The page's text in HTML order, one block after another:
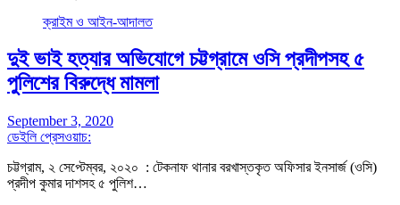
ক্রাইম ও আইন-আদালত
দুই ভাই হত্যার অভিযোগে চট্টগ্রামে ওসি প্রদীপসহ ৫
পুলিশের বিরুদ্ধে মামলা
September 3, 2020
ডেইলি প্রেসওয়াচ:
চট্টগ্রাম, ২ সেপ্টেম্বর, ২০২০ : টেকনাফ থানার বরখাস্তকৃত অফিসার ইনসার্জ (ওসি)
প্রদীপ কুমার দাশসহ ৫ পুলিশ…